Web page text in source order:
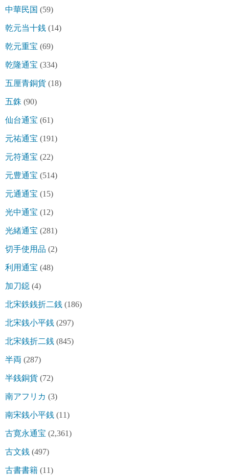
中華民国 (59)
乾元当十銭 (14)
乾元重宝 (69)
乾隆通宝 (334)
五厘青銅貨 (18)
五銖 (90)
仙台通宝 (61)
元祐通宝 (191)
元符通宝 (22)
元豊通宝 (514)
元通通宝 (15)
光中通宝 (12)
光緒通宝 (281)
切手使用品 (2)
利用通宝 (48)
加刀鐚 (4)
北宋鉄銭折二銭 (186)
北宋銭小平銭 (297)
北宋銭折二銭 (845)
半両 (287)
半銭銅貨 (72)
南アフリカ (3)
南宋銭小平銭 (11)
古寛永通宝 (2,361)
古文銭 (497)
古書書籍 (11)